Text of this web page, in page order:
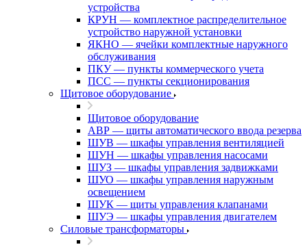
устройства
КРУН — комплектное распределительное
устройство наружной установки
ЯКНО — ячейки комплектные наружного
обслуживания
ПКУ — пункты коммерческого учета
ПСС — пункты секционирования
Щитовое оборудование
Щитовое оборудование
АВР — щиты автоматического ввода резерва
ШУВ — шкафы управления вентиляцией
ШУН — шкафы управления насосами
ШУЗ — шкафы управления задвижками
ШУО — шкафы управления наружным
освещением
ШУК — щиты управления клапанами
ШУЭ — шкафы управления двигателем
Силовые трансформаторы